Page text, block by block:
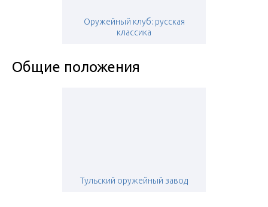
Оружейный клуб: русская
классика
Общие положения
Тульский оружейный завод